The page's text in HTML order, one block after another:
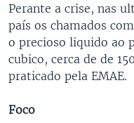
Perante a crise, nas
país os chamados
o precioso liquido ao
cubico, cerca de de
praticado pela EMAE.
Foco